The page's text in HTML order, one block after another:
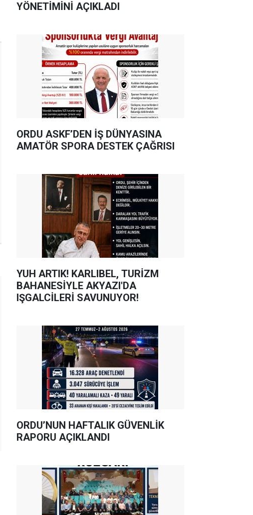
YÖNETİMİNİ AÇIKLADI
ORDU ASKF’DEN İŞ DÜNYASINA
AMATÖR SPORA DESTEK ÇAĞRISI
YUH ARTIK! KARLIBEL, TURİZM
BAHANESİYLE AKYAZI'DA
IŞGALCİLERİ SAVUNUYOR!
ORDU’NUN HAFTALIK GÜVENLİK
RAPORU AÇIKLANDI